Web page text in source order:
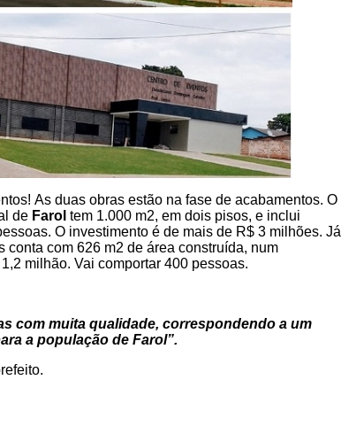
As duas obras estão na fase de acabamentos. O
de Farol tem 1.000 m2, em dois pisos, e inclui
O investimento é de mais de R$ 3 milhões. Já
conta com 626 m2 de área construída, num
milhão. Vai comportar 400 pessoas.
com muita qualidade, correspondendo a um
a população de Farol”.